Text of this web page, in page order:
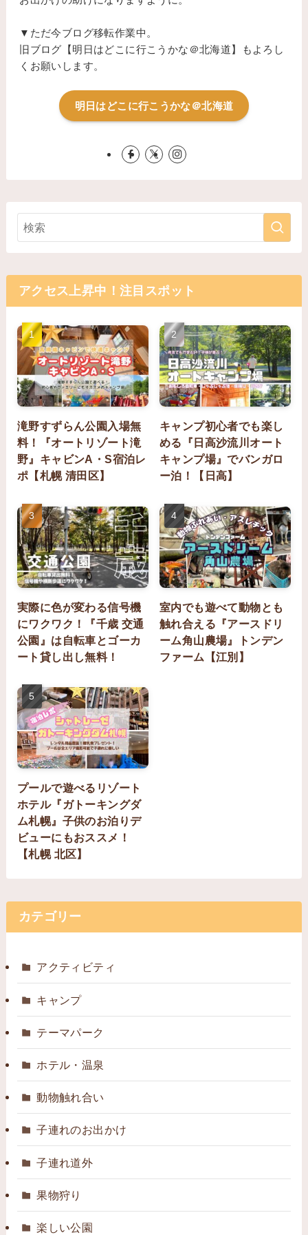
▼ただ今ブログ移転作業中。
旧ブログ【明日はどこに行こうかな＠北海道】もよろし
くお願いします。
明日はどこに行こうかな＠北海道
アクセス上昇中！注目スポット
滝野すずらん公園入場無
料！『オートリゾート滝
野』キャビンA・S宿泊レ
ポ【札幌 清田区】
キャンプ初心者でも楽し
める『日高沙流川オート
キャンプ場』でバンガロ
ー泊！【日高】
実際に色が変わる信号機
にワクワク！『千歳 交通
公園』は自転車とゴーカ
ート貸し出し無料！
室内でも遊べて動物とも
触れ合える『アースドリ
ーム角山農場』トンデン
ファーム【江別】
プールで遊べるリゾート
ホテル『ガトーキングダ
ム札幌』子供のお泊りデ
ビューにもおススメ！
【札幌 北区】
カテゴリー
アクティビティ
キャンプ
テーマパーク
ホテル・温泉
動物触れ合い
子連れのお出かけ
子連れ道外
果物狩り
楽しい公園